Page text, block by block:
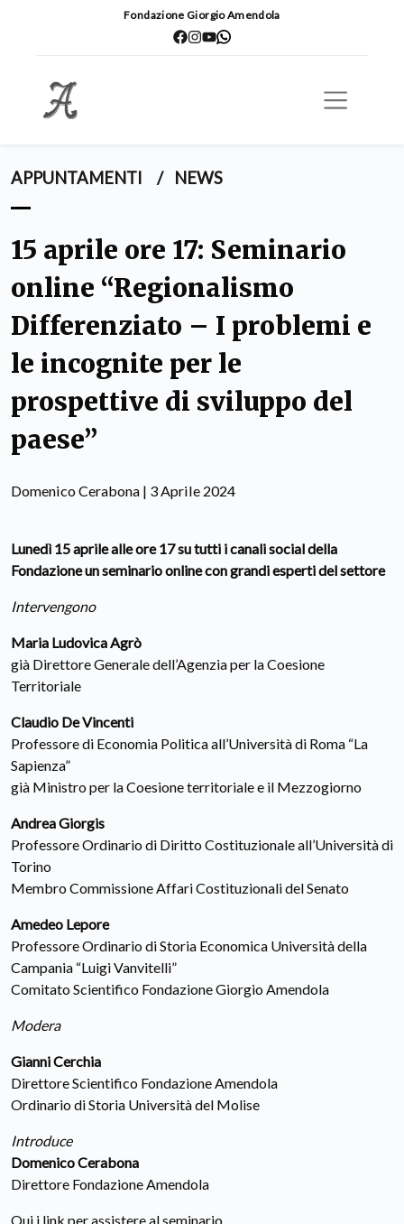
Fondazione Giorgio Amendola
APPUNTAMENTI / NEWS
15 aprile ore 17: Seminario
online “Regionalismo
Differenziato – I problemi e
le incognite per le
prospettive di sviluppo del
paese”
Domenico Cerabona | 3 Aprile 2024
Lunedì 15 aprile alle ore 17 su tutti i canali social della
Fondazione un seminario online con grandi esperti del settore
Intervengono
Maria Ludovica Agrò
già Direttore Generale dell’Agenzia per la Coesione
Territoriale
Claudio De Vincenti
Professore di Economia Politica all’Università di Roma “La
Sapienza”
già Ministro per la Coesione territoriale e il Mezzogiorno
Andrea Giorgis
Professore Ordinario di Diritto Costituzionale all’Università di
Torino
Membro Commissione Affari Costituzionali del Senato
Amedeo Lepore
Professore Ordinario di Storia Economica Università della
Campania “Luigi Vanvitelli”
Comitato Scientifico Fondazione Giorgio Amendola
Modera
Gianni Cerchia
Direttore Scientifico Fondazione Amendola
Ordinario di Storia Università del Molise
Introduce
Domenico Cerabona
Direttore Fondazione Amendola
Qui i link per assistere al seminario